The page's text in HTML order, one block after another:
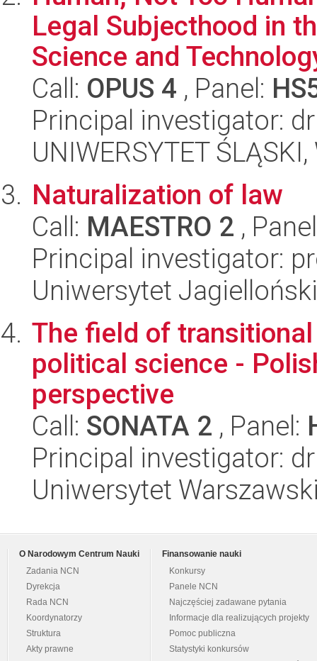
Legal Subjecthood in
Science and
Call: OPUS 4 , Panel:
Principal investigator:
UNIWERSYTET
Naturalization of law
Call: MAESTRO 2 ,
Principal investigator:
Uniwersytet Jagielloński
The field of
political science -
perspective
Call: SONATA 2 , Panel:
Principal investigator:
Uniwersytet
O Narodowym Centrum Nauki
Zadania NCN
Dyrekcja
Rada NCN
Koordynatorzy
Struktura
Akty prawne
Finansowanie nauki
Konkursy
Panele NCN
Najczęściej zadawane pytania
Informacje dla realizujących projekty
Pomoc publiczna
Statystyki konkursów